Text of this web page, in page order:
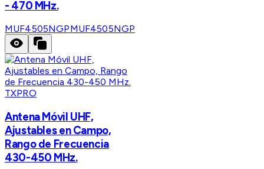
- 470 MHz.
MUF4505NGPMUF4505NGP
TXPRO
Antena Móvil UHF,
Ajustables en Campo,
Rango de Frecuencia
430-450 MHz.